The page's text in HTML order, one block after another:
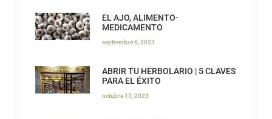
EL AJO, ALIMENTO-
MEDICAMENTO
septiembre 6, 2023
ABRIR TU HERBOLARIO | 5 CLAVES
PARA EL ÉXITO
octubre 15, 2023